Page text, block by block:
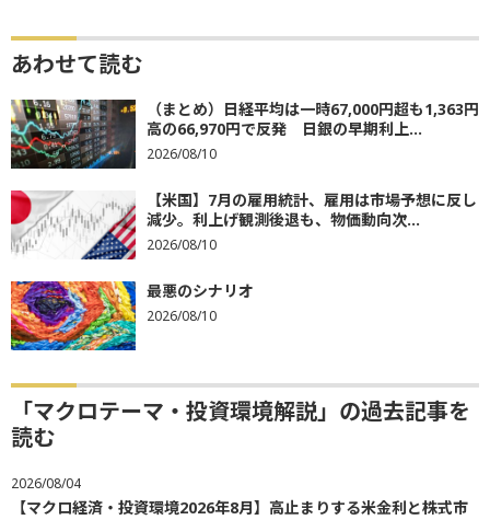
あわせて読む
（まとめ）日経平均は一時67,000円超も1,363円
高の66,970円で反発 日銀の早期利上...
2026/08/10
【米国】7月の雇用統計、雇用は市場予想に反し
減少。利上げ観測後退も、物価動向次...
2026/08/10
最悪のシナリオ
2026/08/10
「マクロテーマ・投資環境解説」の過去記事を
読む
2026/08/04
【マクロ経済・投資環境2026年8月】高止まりする米金利と株式市